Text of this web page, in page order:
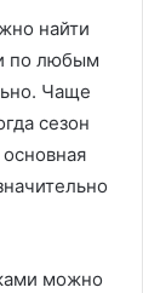
найти
по любым
Чаще
сезон
можно